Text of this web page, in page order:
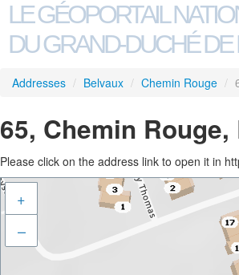
LE GÉOPORTAIL
DU GRAND-DUCHÉ
Addresses / Belvaux / Chemin Rouge /
65, Chemin
Please click on the address link to open it in
+
–